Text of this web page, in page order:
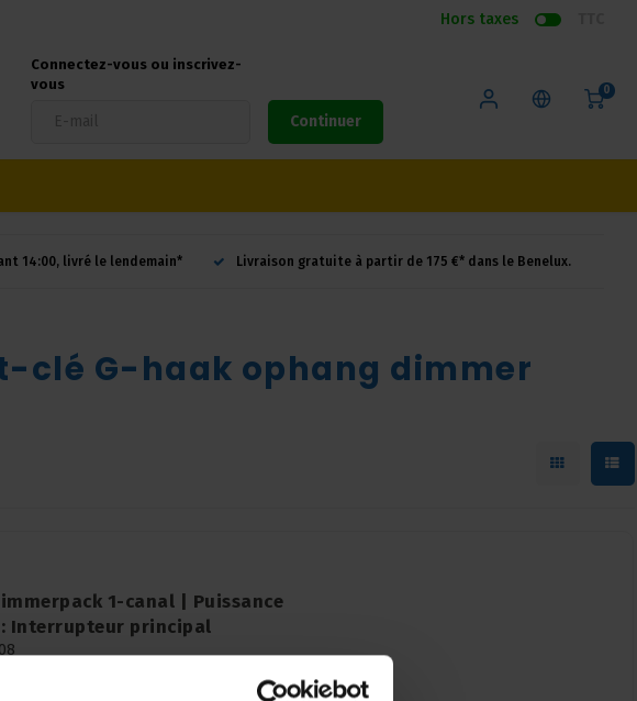
Hors taxes
Connectez-vous ou inscrivez-
vous
Continuer
0
14:00, livré le lendemain* Livraison gratuite à partir de 175 €* dans le Benelux.
clé G-haak ophang dimmer
1-canal | Puissance
: Interrupteur principal
de SRS Lighting est un gradateur super